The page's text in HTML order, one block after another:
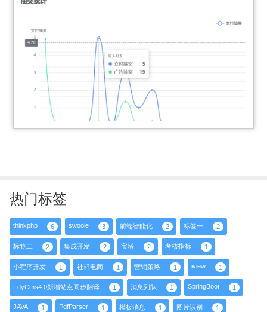
热门标签
thinkphp 6 swoole 3 前端智能化 2 标签一 2
标签二 2 集成开发 2 宝塔 2 考核指标 1
小程序开发 1 社群电商 1 营销策略 1 iview 1
FdyCms4.0新增站点同步翻译 1 消息列队 1 SpringBoot 1
JAVA 1 PdfParser 1 模板消息 1 图片识别 1